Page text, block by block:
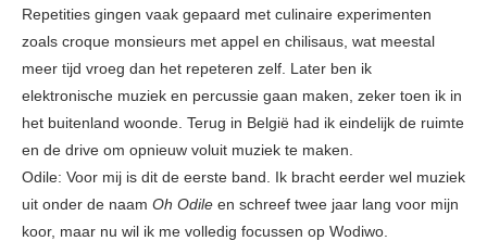
Repetities gingen vaak gepaard met culinaire experimenten
zoals croque monsieurs met appel en chilisaus, wat meestal
meer tijd vroeg dan het repeteren zelf. Later ben ik
elektronische muziek en percussie gaan maken, zeker toen ik in
het buitenland woonde. Terug in België had ik eindelijk de ruimte
en de drive om opnieuw voluit muziek te maken.
Odile: Voor mij is dit de eerste band. Ik bracht eerder wel muziek
uit onder de naam Oh Odile en schreef twee jaar lang voor mijn
koor, maar nu wil ik me volledig focussen op Wodiwo.